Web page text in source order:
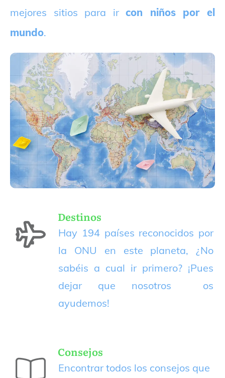
mejores sitios para ircon niños por el
mundo.
Destinos
Hay 194 países reconocidos por
la ONU en este planeta, ¿No
sabéis a cual ir primero? ¡Pues
dejar que nosotros os
ayudemos!
Consejos
Encontrar todos los consejos que